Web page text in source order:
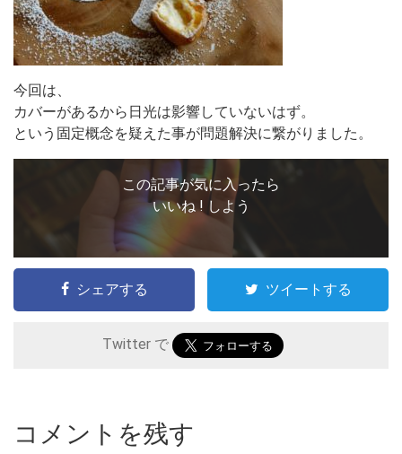
今回は、
カバーがあるから日光は影響していないはず。
という固定概念を疑えた事が問題解決に繋がりました。
この記事が気に入ったら
いいね ! しよう
シェアする ツイートする
Twitter で
コメントを残す